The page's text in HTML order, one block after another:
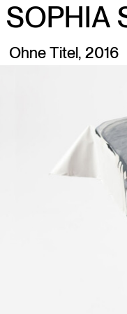
SOPHIA
Ohne Titel, 2016